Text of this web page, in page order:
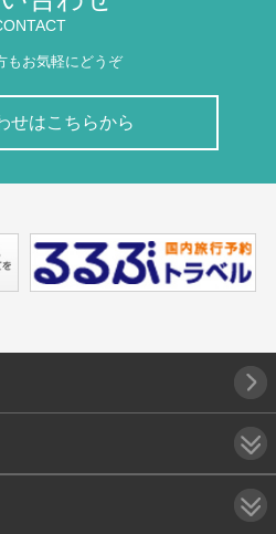
もお気軽にどうぞ
せはこちらから